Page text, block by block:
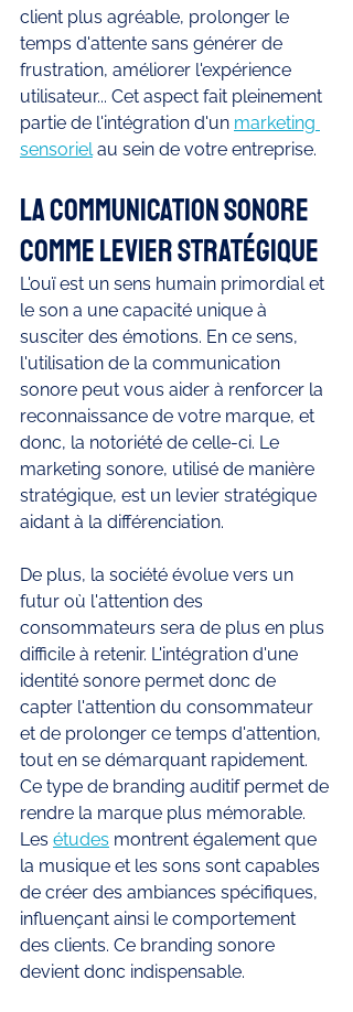
client plus agréable, prolonger le
temps d'attente sans générer de
frustration, améliorer l'expérience
utilisateur... Cet aspect fait pleinement
partie de l'intégration d'un marketing
sensoriel au sein de votre entreprise.
La communication sonore
comme levier stratégique
L'ouï est un sens humain primordial et
le son a une capacité unique à
susciter des émotions. En ce sens,
l'utilisation de la communication
sonore peut vous aider à renforcer la
reconnaissance de votre marque, et
donc, la notoriété de celle-ci. Le
marketing sonore, utilisé de manière
stratégique, est un levier stratégique
aidant à la différenciation.
De plus, la société évolue vers un
futur où l'attention des
consommateurs sera de plus en plus
difficile à retenir. L'intégration d'une
identité sonore permet donc de
capter l'attention du consommateur
et de prolonger ce temps d'attention,
tout en se démarquant rapidement.
Ce type de branding auditif permet de
rendre la marque plus mémorable.
Les études montrent également que
la musique et les sons sont capables
de créer des ambiances spécifiques,
influençant ainsi le comportement
des clients. Ce branding sonore
devient donc indispensable.